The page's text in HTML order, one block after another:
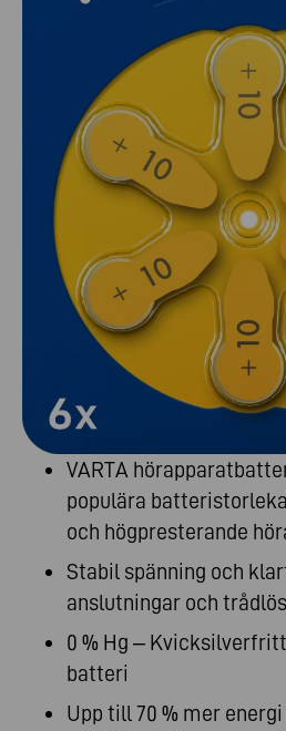
VARTA
populära
och högpresterande
Stabil spänning och
anslutningar och
0 % Hg –
batteri
Upp till 70 % mer